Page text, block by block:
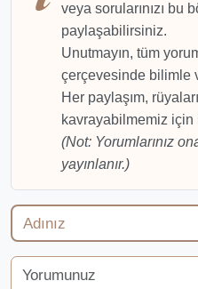
veya sorularınızı bu
paylaşabilirsiniz.
Unutmayın, tüm
çerçevesinde bilimle
Her paylaşım,
kavrayabilmemiz için
(Not: Yorumlarınız
yayınlanır.)